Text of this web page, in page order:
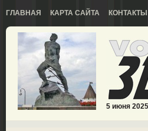
ГЛАВНАЯ КАРТА САЙТА КОНТАКТЫ
5 июня 2025